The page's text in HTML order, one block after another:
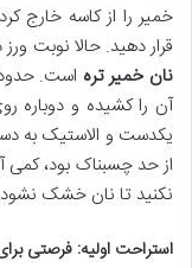
خمیر را از کاسه خارج
قرار دهید. حالا نوبت
نان خمیر تره
آن را کشیده و دوباره
یکدست و الاستیک به
از حد چسبناک بود، کمی
نکنید تا نان خشک
استراحت اولیه: فرصتی